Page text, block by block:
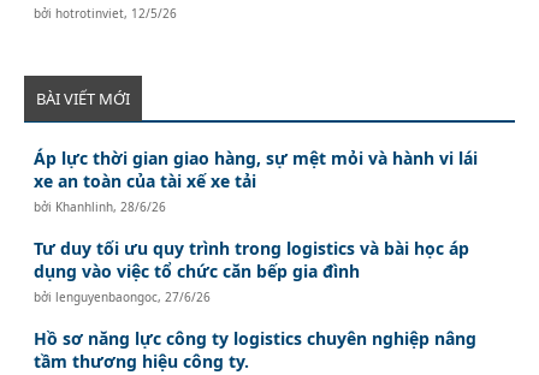
bởihotrotinviet, 12/5/26
BÀI VIẾT MỚI
Áp lực thời gian giao hàng, sự mệt mỏi và hành vi lái
xe an toàn của tài xế xe tải
bởi Khanhlinh, 28/6/26
Tư duy tối ưu quy trình trong logistics và bài học áp
dụng vào việc tổ chức căn bếp gia đình
bởilenguyenbaongoc, 27/6/26
Hồ sơ năng lực công ty logistics chuyên nghiệp nâng
tầm thương hiệu công ty.